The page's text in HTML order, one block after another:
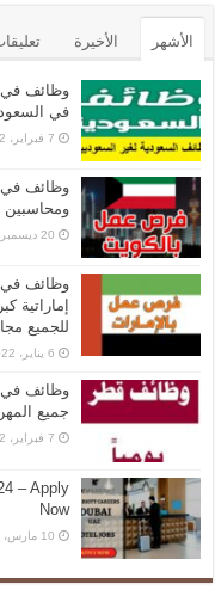
الأشهر الأخيرة
في السعودية
7 فبراير، 2022
ومحاسبين
20 ديسمبر، 2021
إماراتية
للجميع
6 يناير، 2022
جميع
7 فبراير، 2022
– Apply
Now
10 مارس، 2023